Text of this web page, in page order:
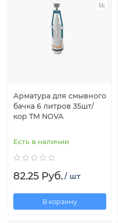
Арматура для смывного
бачка 6 литров 35шт/
кор TM NOVA
Есть в наличии
82.25 Руб./ шт
В корзину